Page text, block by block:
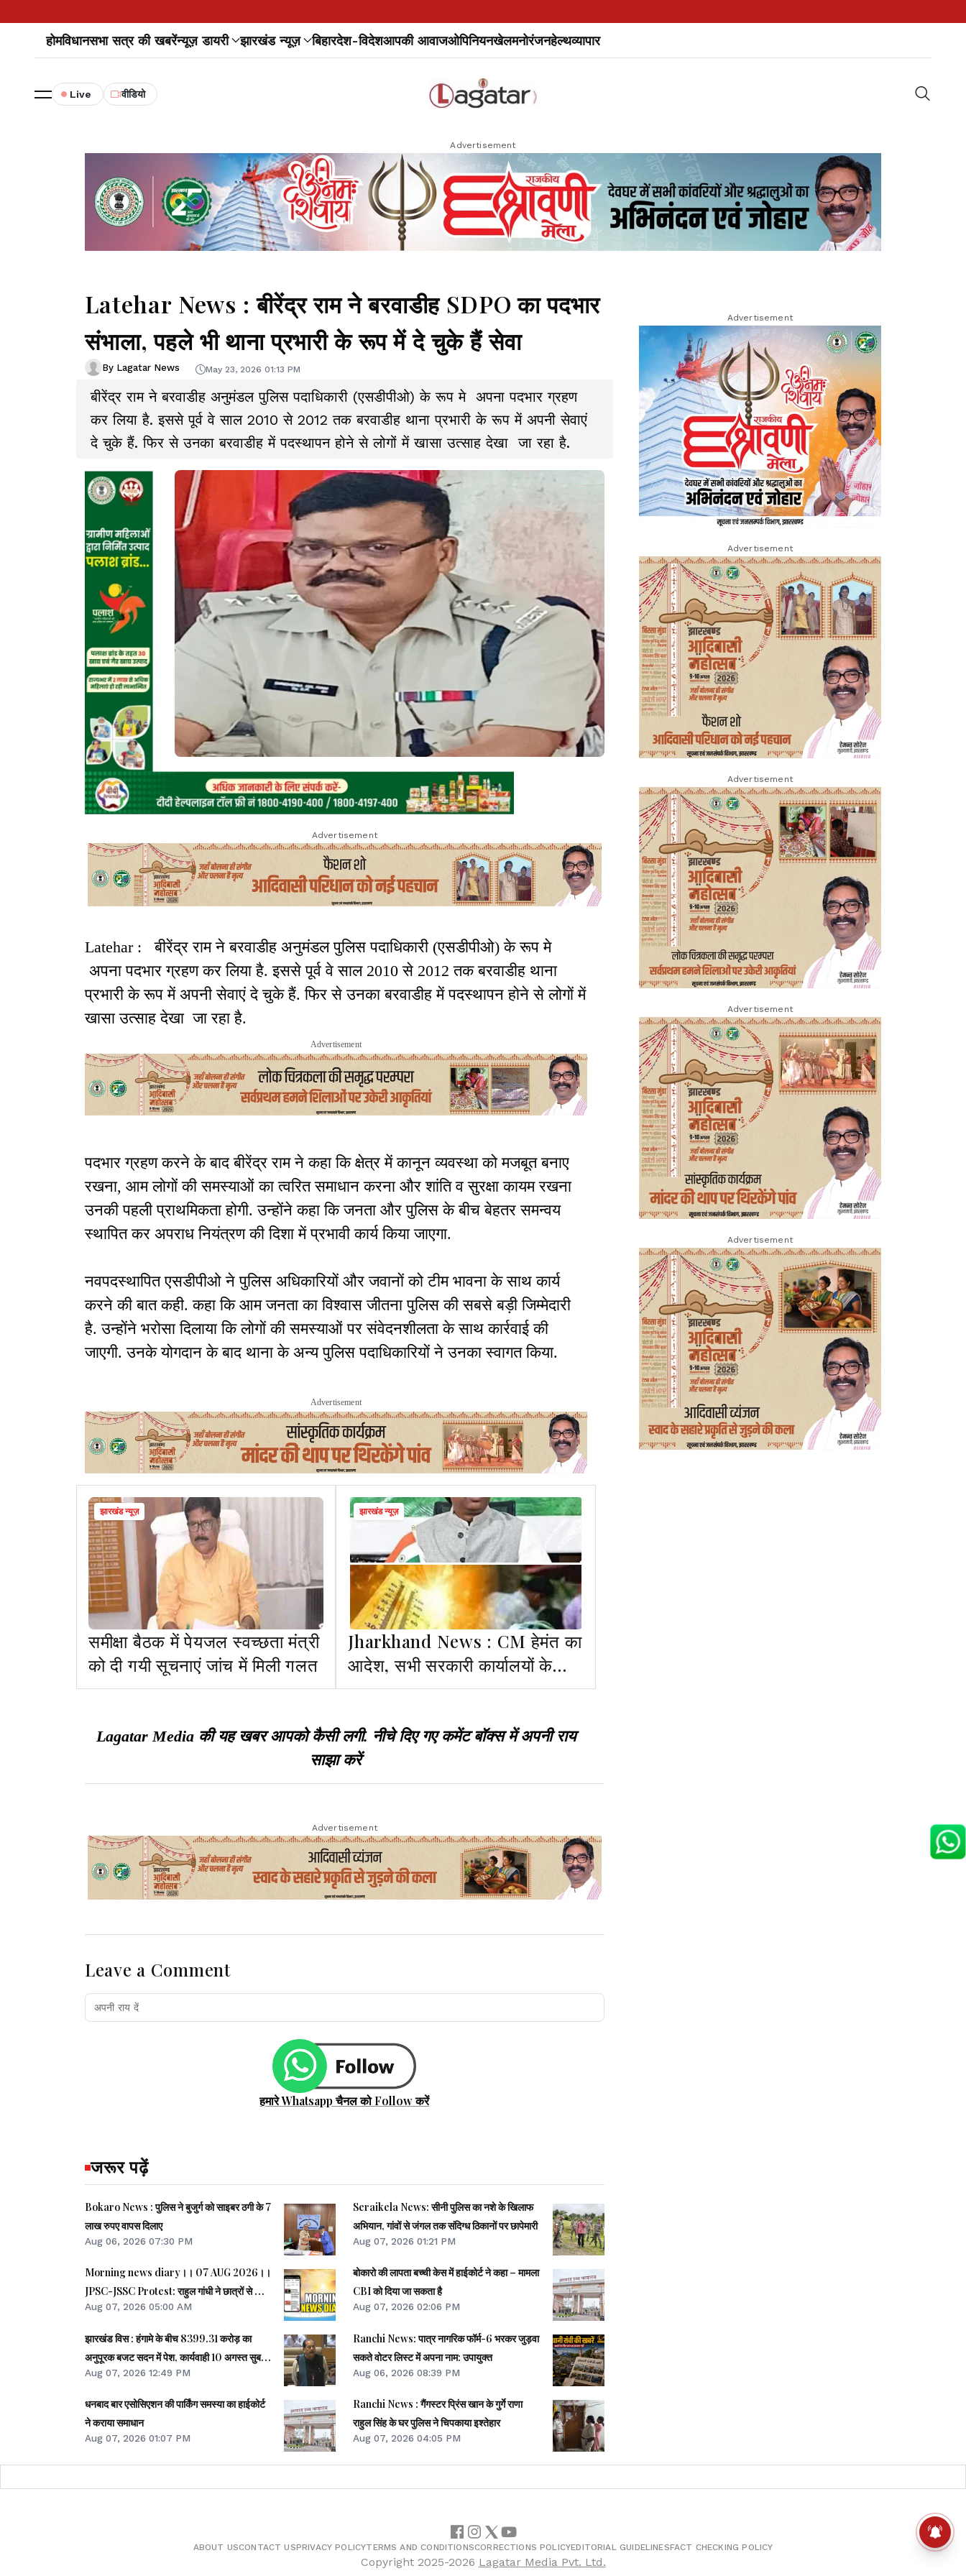
होमविधानसभा सत्र की खबरेंन्यूज़ डायरी झारखंड न्यूज़ बिहारदेश-विदेशआपकी आवाजओपिनियनखेलमनोरंजनहेल्थव्यापार
Live वीडियो
Advertisement
Latehar News : बीरेंद्र राम ने बरवाडीह SDPO का पदभार
संभाला, पहले भी थाना प्रभारी के रूप में दे चुके हैं सेवा
By Lagatar News May 23, 2026 01:13 PM
बीरेंद्र राम ने बरवाडीह अनुमंडल पुलिस पदाधिकारी (एसडीपीओ) के रूप मे अपना पदभार ग्रहण
कर लिया है. इससे पूर्व वे साल 2010 से 2012 तक बरवाडीह थाना प्रभारी के रूप में अपनी सेवाएं
दे चुके हैं. फिर से उनका बरवाडीह में पदस्थापन होने से लोगों में खासा उत्साह देखा जा रहा है.
Advertisement
Latehar : बीरेंद्र राम ने बरवाडीह अनुमंडल पुलिस पदाधिकारी (एसडीपीओ) के रूप मे
अपना पदभार ग्रहण कर लिया है. इससे पूर्व वे साल 2010 से 2012 तक बरवाडीह थाना
प्रभारी के रूप में अपनी सेवाएं दे चुके हैं. फिर से उनका बरवाडीह में पदस्थापन होने से लोगों में
खासा उत्साह देखा जा रहा है.
Advertisement
पदभार ग्रहण करने के बाद बीरेंद्र राम ने कहा कि क्षेत्र में कानून व्यवस्था को मजबूत बनाए
रखना, आम लोगों की समस्याओं का त्वरित समाधान करना और शांति व सुरक्षा कायम रखना
उनकी पहली प्राथमिकता होगी. उन्होंने कहा कि जनता और पुलिस के बीच बेहतर समन्वय
स्थापित कर अपराध नियंत्रण की दिशा में प्रभावी कार्य किया जाएगा.
नवपदस्थापित एसडीपीओ ने पुलिस अधिकारियों और जवानों को टीम भावना के साथ कार्य
करने की बात कही. कहा कि आम जनता का विश्वास जीतना पुलिस की सबसे बड़ी जिम्मेदारी
है. उन्होंने भरोसा दिलाया कि लोगों की समस्याओं पर संवेदनशीलता के साथ कार्रवाई की
जाएगी. उनके योगदान के बाद थाना के अन्य पुलिस पदाधिकारियों ने उनका स्वागत किया.
Advertisement
झारखंड न्यूज़
समीक्षा बैठक में पेयजल स्वच्छता मंत्री
को दी गयी सूचनाएं जांच में मिली गलत
झारखंड न्यूज़
Jharkhand News : CM हेमंत का
आदेश, सभी सरकारी कार्यालयों के
बाहर करें पेयजल की व्यवस्था
Lagatar Media की यह खबर आपको कैसी लगी. नीचे दिए गए कमेंट बॉक्स में अपनी राय
साझा करें
Advertisement
Leave a Comment
हमारे Whatsapp चैनल को Follow करें
जरूर पढ़ें
Bokaro News : पुलिस ने बुजुर्ग को साइबर ठगी के 7
लाख रुपए वापस दिलाए
Aug 06, 2026 07:30 PM
Morning news diary।। 07 AUG 2026।।
JPSC-JSSC Protest: राहुल गांधी ने छात्रों से फोन
पर की बात।। JPSC-JSSC आंदोलन: छात्र
CEO से पूछा- विनय चौबे को कितने पैसे दिए।। समेत
कई खबरें व वीडियो.
Aug 07, 2026 05:00 AM
झारखंड विस : हंगामे के बीच 8399.31 करोड़ का
अनुपूरक बजट सदन में पेश, कार्यवाही 10 अगस्त सुबह
11 बजे तक स्थगित
Aug 07, 2026 12:49 PM
धनबाद बार एसोसिएशन की पार्किंग समस्या का हाईकोर्ट
ने कराया समाधान
Aug 07, 2026 01:07 PM
Seraikela News: सीनी पुलिस का नशे के खिलाफ
अभियान, गांवों से जंगल तक संदिग्ध ठिकानों पर छापेमारी
Aug 07, 2026 01:21 PM
बोकारो की लापता बच्ची केस में हाईकोर्ट ने कहा – मामला
CBI को दिया जा सकता है
Aug 07, 2026 02:06 PM
Ranchi News: पात्र नागरिक फॉर्म-6 भरकर जुड़वा
सकते वोटर लिस्ट में अपना नाम: उपायुक्त
Aug 06, 2026 08:39 PM
Ranchi News : गैंगस्टर प्रिंस खान के गुर्गे राणा
राहुल सिंह के घर पुलिस ने चिपकाया इश्तेहार
Aug 07, 2026 04:05 PM
Advertisement
Advertisement
Advertisement
Advertisement
Advertisement
ABOUT USCONTACT USPRIVACY POLICYTERMS AND CONDITIONSCORRECTIONS POLICYEDITORIAL GUIDELINESFACT CHECKING POLICY
Copyright 2025-2026 Lagatar Media Pvt. Ltd.